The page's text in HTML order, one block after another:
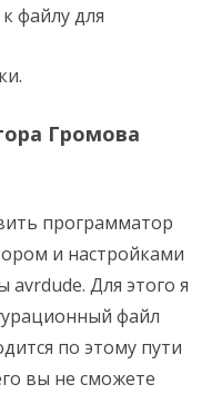
файлу для
Громова
программатор
и настройками
Для этого я
файл
по этому пути
вы не сможете